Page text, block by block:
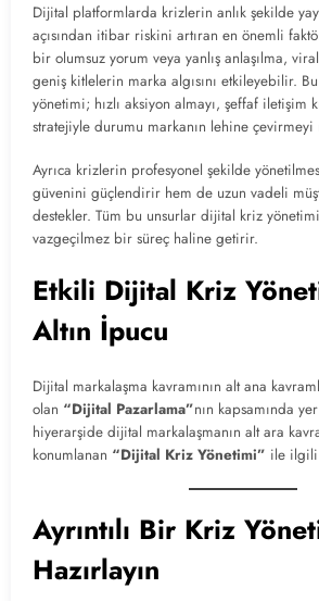
Dijital platformlarda krizlerin anlık şekilde
açısından itibar riskini artıran en önemli
bir olumsuz yorum veya yanlış anlaşılma,
geniş kitlelerin marka algısını etkileyebilir.
yönetimi; hızlı aksiyon almayı, şeffaf iletişim
stratejiyle durumu markanın lehine çevirmeyi
Ayrıca krizlerin profesyonel şekilde
güvenini güçlendirir hem de uzun vadeli
destekler. Tüm bu unsurlar dijital kriz
vazgeçilmez bir süreç haline getirir.
Etkili Dijital Kriz
Altın İpucu
Dijital markalaşma kavramının alt ana
olan “Dijital Pazarlama”nın kapsamında
hiyerarşide dijital markalaşmanın alt ara
konumlanan “Dijital Kriz Yönetimi” ile ilgili
Ayrıntılı Bir Kriz
Hazırlayın